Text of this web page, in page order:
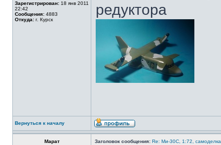
Зарегистрирован: 18 янв 2011
22:42
Сообщения: 4883
Откуда: г. Курск
редуктора
Вернуться к началу
Марат Заголовок сообщения: Re: Ми-30С, 1:72, самоделка